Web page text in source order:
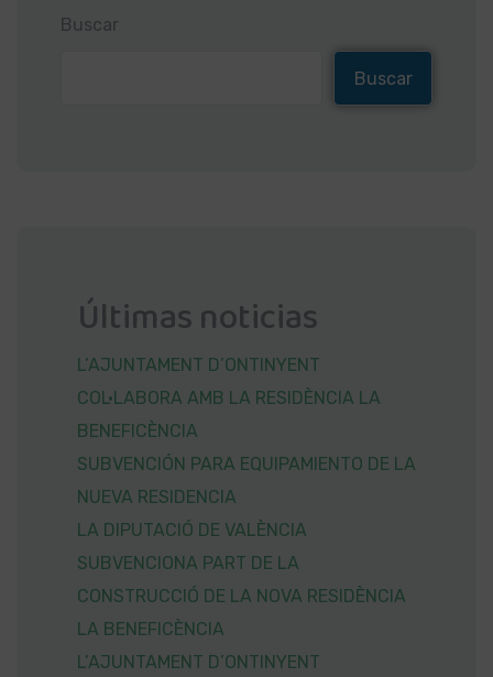
Buscar
Buscar
Últimas noticias
L’AJUNTAMENT D’ONTINYENT
COL·LABORA AMB LA RESIDÈNCIA LA
BENEFICÈNCIA
SUBVENCIÓN PARA EQUIPAMIENTO DE LA
NUEVA RESIDENCIA
LA DIPUTACIÓ DE VALÈNCIA
SUBVENCIONA PART DE LA
CONSTRUCCIÓ DE LA NOVA RESIDÈNCIA
LA BENEFICÈNCIA
L’AJUNTAMENT D’ONTINYENT